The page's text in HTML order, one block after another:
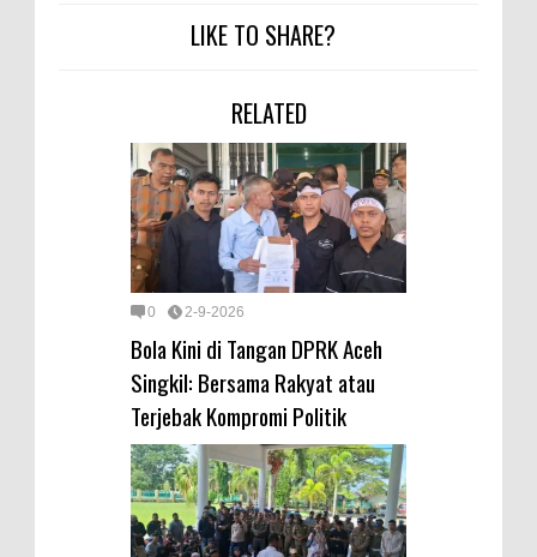
LIKE TO SHARE?
RELATED
0 2-9-2026
Bola Kini di Tangan DPRK Aceh
Singkil: Bersama Rakyat atau
Terjebak Kompromi Politik